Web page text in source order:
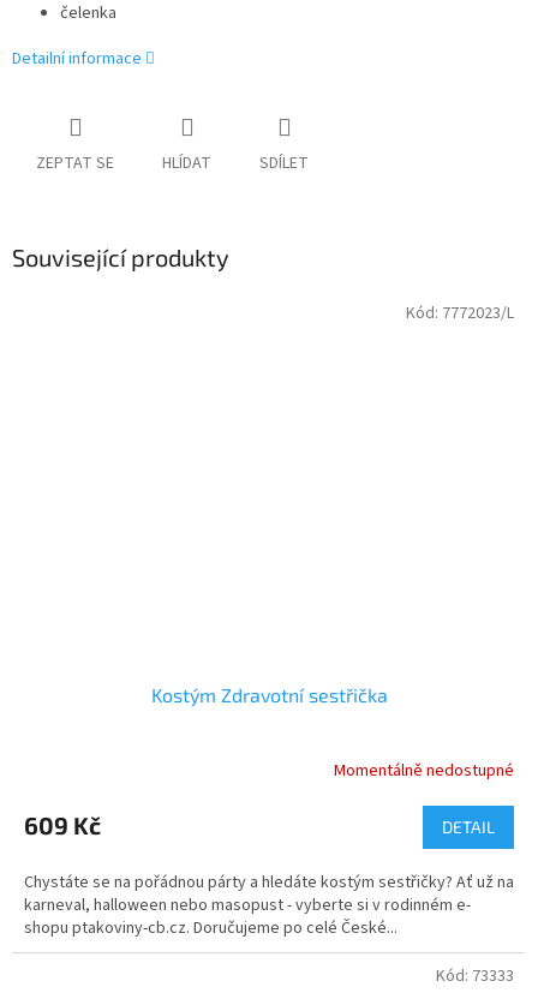
čelenka
Detailní informace
ZEPTAT SE HLÍDAT SDÍLET
Související produkty
Kostým Zdravotní sestřička
produktu
je
z
5
hvězdiček.
Momentálně nedostupné
609 Kč DETAIL
Chystáte se na pořádnou párty a hledáte kostým sestřičky? Ať už na
karneval, halloween nebo masopust - vyberte si v rodinném e-
shopu ptakoviny-cb.cz. Doručujeme po celé České...
Kód: 7772023/L
Kód: 73333